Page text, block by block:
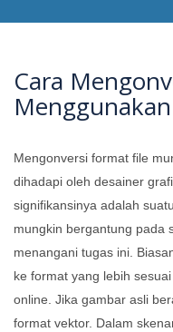
Cara
Mengonversi format file
dihadapi oleh desainer
signifikansinya adalah
mungkin bergantung pada
menangani tugas ini.
ke format yang lebih
online. Jika gambar asli
format vektor. Dalam